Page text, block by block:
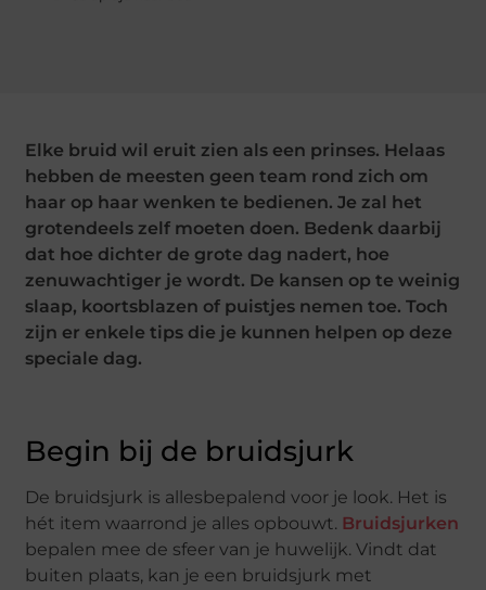
Elke bruid wil eruit zien als een prinses. Helaas
hebben de meesten geen team rond zich om
haar op haar wenken te bedienen. Je zal het
grotendeels zelf moeten doen. Bedenk daarbij
dat hoe dichter de grote dag nadert, hoe
zenuwachtiger je wordt. De kansen op te weinig
slaap, koortsblazen of puistjes nemen toe. Toch
zijn er enkele tips die je kunnen helpen op deze
speciale dag.
Begin bij de bruidsjurk
De bruidsjurk is allesbepalend voor je look. Het is
hét item waarrond je alles opbouwt. Bruidsjurken
bepalen mee de sfeer van je huwelijk. Vindt dat
buiten plaats, kan je een bruidsjurk met